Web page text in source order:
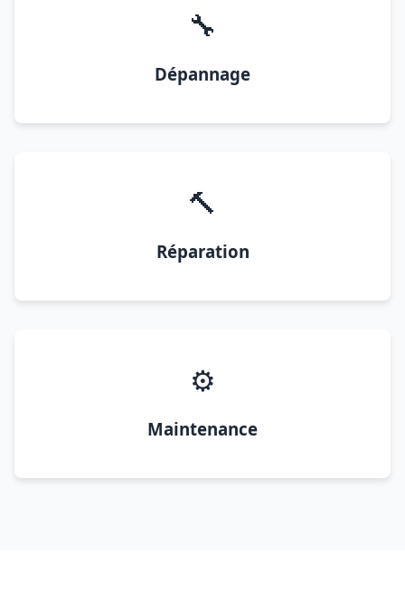
🔧
Dépannage
🔨
Réparation
⚙️
Maintenance